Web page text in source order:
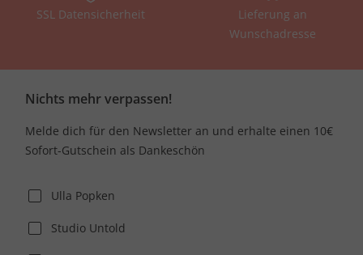
SSL Datensicherheit
Lieferung an
Wunschadresse
Nichts mehr verpassen!
Melde dich für den Newsletter an und erhalte einen 10€
Sofort-Gutschein als Dankeschön
Ulla Popken
Studio Untold